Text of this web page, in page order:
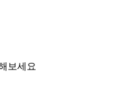
보세요